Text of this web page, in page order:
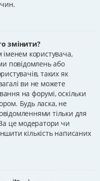
змінити?
користувача,
повідомлень або
таких як
ви не можете
на форумі, оскільки
Будь ласка, не
тільки для
це модератори чи
кількість написаних